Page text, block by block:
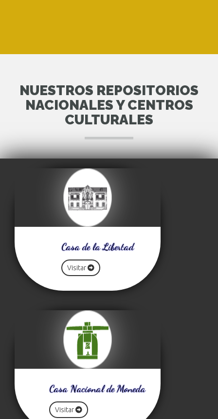
NUESTROS REPOSITORIOS
NACIONALES Y CENTROS
CULTURALES
Casa de la Libertad
Visitar
Casa Nacional de Moneda
Visitar